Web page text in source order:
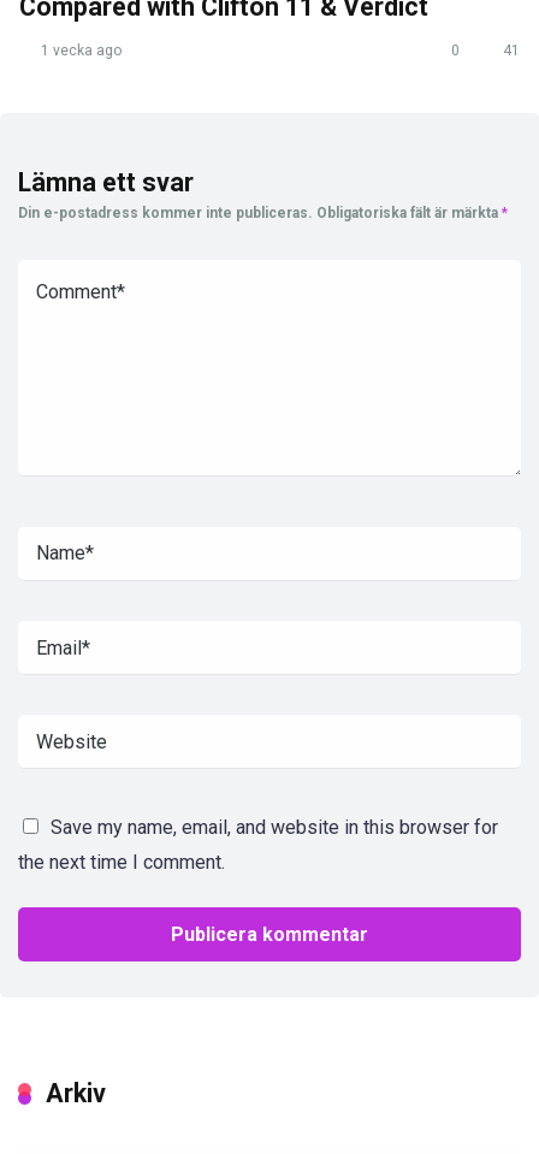
Compared with Clifton 11 & Verdict
1 vecka ago 0 41
Lämna ett svar
Din e-postadress kommer inte publiceras. Obligatoriska fält är märkta *
Save my name, email, and website in this browser for
the next time I comment.
Arkiv